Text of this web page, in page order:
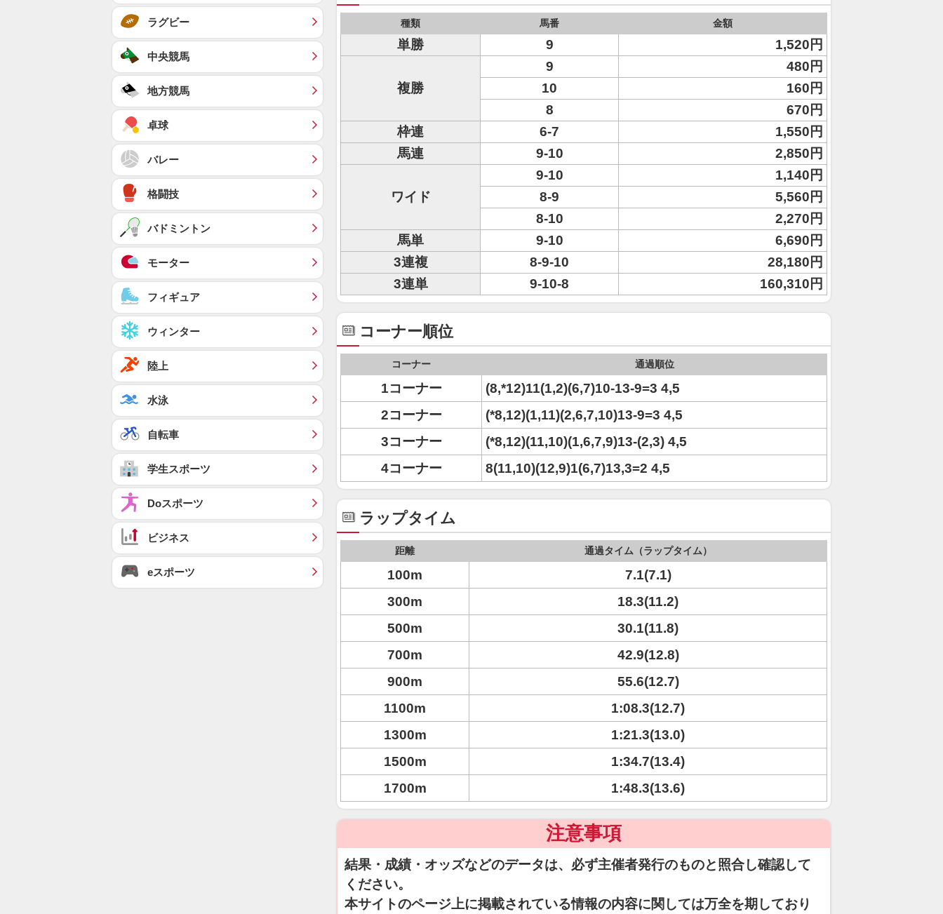
種類 馬番 金額
単勝 9 1,520円
複勝
9
480円
10
160円
8
670円
枠連
6-7
1,550円
馬連
9-10 2,850円
ワイド
9-10
1,140円
8-9
5,560円
8-10
2,270円
馬単
9-10
6,690円
3連複
8-9-10
28,180円
3連単
9-10-8 160,310円
コーナー順位
コーナー 通過順位
1コーナー
(8,*12)11(1,2)(6,7)10-13-9=3 4,5
2コーナー
(*8,12)(1,11)(2,6,7,10)13-9=3 4,5
3コーナー
(*8,12)(11,10)(1,6,7,9)13-(2,3) 4,5
4コーナー
8(11,10)(12,9)1(6,7)13,3=2 4,5
ラップタイム
距離 通過タイム（ラップタイム）
100m
7.1(7.1)
300m
18.3(11.2)
500m
30.1(11.8)
700m
42.9(12.8)
900m
55.6(12.7)
1100m
1:08.3(12.7)
1300m
1:21.3(13.0)
1500m
1:34.7(13.4)
1700m
1:48.3(13.6)
注意事項
結果・成績・オッズなどのデータは、必ず主催者発行のものと照合し確認して
ください。
本サイトのページ上に掲載されている情報の内容に関しては万全を期しており
ラグビー
中央競馬
地方競馬
卓球
バレー
格闘技
バドミントン
モーター
フィギュア
ウィンター
陸上
水泳
自転車
学生スポーツ
Doスポーツ
ビジネス
eスポーツ